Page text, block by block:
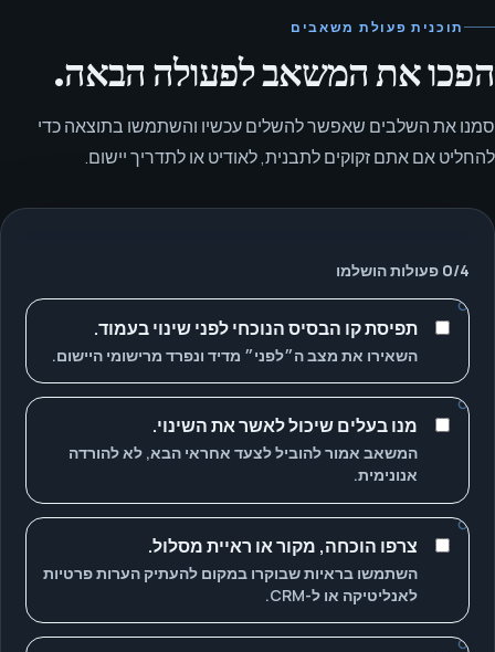
תוכנית פעולת משאבים
הפכו את המשאב לפעולה הבאה.
סמנו את השלבים שאפשר להשלים עכשיו והשתמשו בתוצאה כדי
להחליט אם אתם זקוקים לתבנית, לאודיט או לתדריך יישום.
0/4 פעולות הושלמו
תפיסת קו הבסיס הנוכחי לפני שינוי בעמוד.
השאירו את מצב ה״לפני״ מדיד ונפרד מרישומי היישום.
מנו בעלים שיכול לאשר את השינוי.
המשאב אמור להוביל לצעד אחראי הבא, לא להורדה
אנונימית.
צרפו הוכחה, מקור או ראיית מסלול.
השתמשו בראיות שבוקרו במקום להעתיק הערות פרטיות
לאנליטיקה או ל-CRM.